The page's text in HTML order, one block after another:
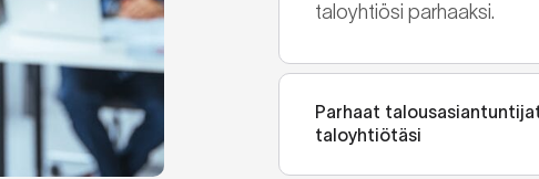
taloyhtiösi parhaaksi.
Parhaat
taloyhtiötäsi